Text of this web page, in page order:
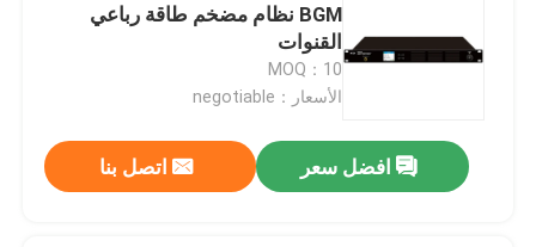
BGM نظام مضخم طاقة رباعي
القنوات
MOQ：10
الأسعار：negotiable
افضل سعر اتصل بنا